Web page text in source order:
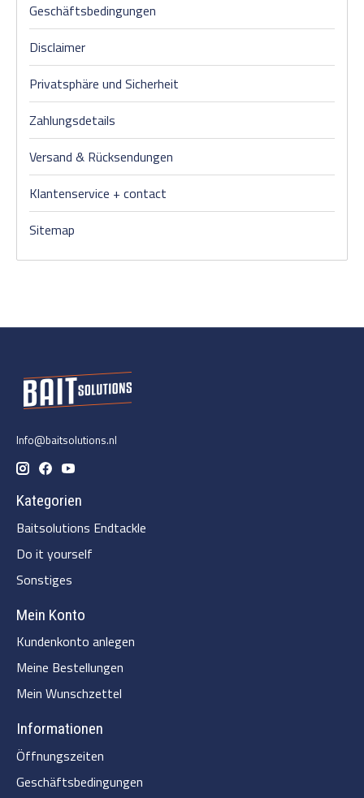
Geschäftsbedingungen
Disclaimer
Privatsphäre und Sicherheit
Zahlungsdetails
Versand & Rücksendungen
Klantenservice + contact
Sitemap
Info@baitsolutions.nl
Kategorien
Baitsolutions Endtackle
Do it yourself
Sonstiges
Mein Konto
Kundenkonto anlegen
Meine Bestellungen
Mein Wunschzettel
Informationen
Öffnungszeiten
Geschäftsbedingungen